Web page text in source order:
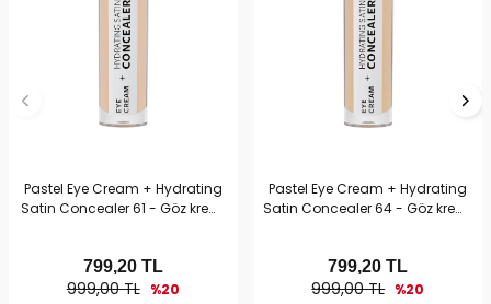
Pastel Eye Cream + Hydrating
Satin Concealer 61 - Göz kremi
999,00 TL %20
799,20TL
Pastel Eye Cream + Hydrating
Satin Concealer 64 - Göz kremi
999,00 TL %20
799,20 TL